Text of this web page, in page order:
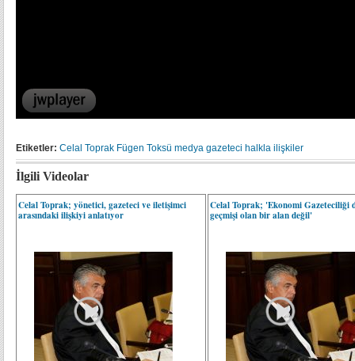
Etiketler: Celal Toprak Fügen Toksü medya gazeteci halkla ilişkiler
İlgili Videolar
Celal Toprak; yönetici, gazeteci ve iletişimci
arasındaki ilişkiyi anlatıyor
Celal Toprak; 'Ekonomi Gazeteciliği
geçmişi olan bir alan değil'